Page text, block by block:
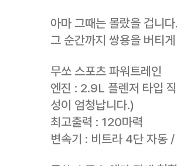
아마 그때는 몰랐을 겁니
그 순간까지 쌍용을 버티
무쏘 스포츠 파워트레인
엔진 : 2.9L 플렌저 타입
성이 엄청납니다.)
최고출력 : 120마력
변속기 : 비트라 4단 자동